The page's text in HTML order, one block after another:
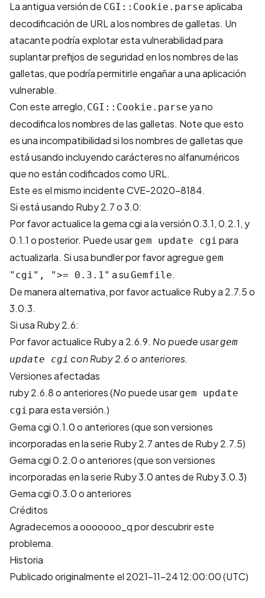
La antigua versión de CGI::Cookie.parse aplicaba
decodificación de URL a los nombres de galletas. Un
atacante podría explotar esta vulnerabilidad para
suplantar prefijos de seguridad en los nombres de las
galletas, que podría permitirle engañar a una aplicación
vulnerable.
Con este arreglo, CGI::Cookie.parse ya no
decodifica los nombres de las galletas. Note que esto
es una incompatibilidad si los nombres de galletas que
está usando incluyendo carácteres no alfanuméricos
que no están codificados como URL.
Este es el mismo incidenteCVE-2020-8184.
Si está usando Ruby 2.7 o 3.0:
Por favor actualice la gema cgi a la versión 0.3.1, 0.2.1, y
0.1.1 o posterior. Puede usar gem update cgi para
actualizarla. Si usa bundler por favor agregue gem
"cgi", ">= 0.3.1" a su Gemfile.
De manera alternativa, por favor actualice Ruby a 2.7.5 o
3.0.3.
Si usa Ruby 2.6:
Por favor actualice Ruby a 2.6.9. No puede usargem
update cgi con Ruby 2.6 o anteriores.
Versiones afectadas
ruby 2.6.8 o anteriores (Nopuede usar gem update
cgi para esta versión.)
Gema cgi 0.1.0 o anteriores (que son versiones
incorporadas en la serie Ruby 2.7 antes de Ruby 2.7.5)
Gema cgi 0.2.0 o anteriores (que son versiones
incorporadas en la serie Ruby 3.0 antes de Ruby 3.0.3)
Gema cgi 0.3.0 o anteriores
Créditos
Agradecemos aooooooo_qpor descubrir este
problema.
Historia
Publicado originalmente el 2021-11-24 12:00:00 (UTC)